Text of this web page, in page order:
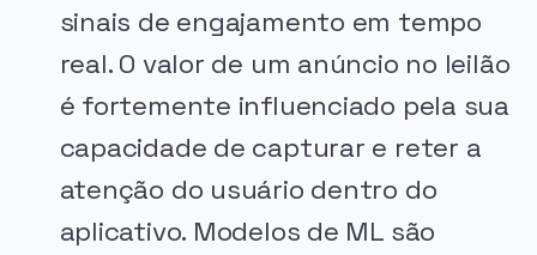
sinais de engajamento em tempo
real. O valor de um anúncio no leilão
é fortemente influenciado pela sua
capacidade de capturar e reter a
atenção do usuário dentro do
aplicativo. Modelos de ML são